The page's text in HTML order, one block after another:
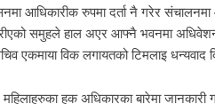
आधिकारीक रुपमा दर्ता नै गरेर
समुहले हाल अएर आफ्नै भवनमा
एकमाया विक लगायतको टिमलाइ धन्यवाद
हक अधिकारका बारेमा जानकारी